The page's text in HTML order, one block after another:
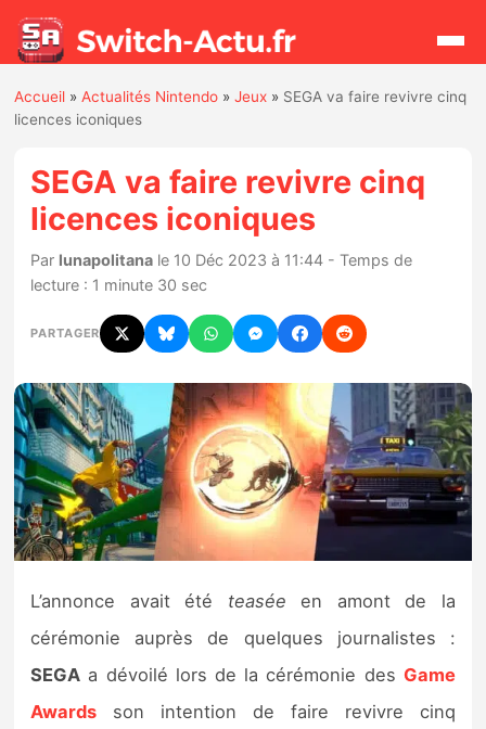
Actualités
Jeux
Hardware
Chiffres de ventes
Rumeurs
Nintendo Direct
Tests et previews
Tests de jeux
Tests d’accessoires
Accueil »Actualités Nintendo »Jeux » SEGA va faire revivre cinq
licences iconiques
SEGA va faire revivre cinq
licences iconiques
Par lunapolitana le 10 Déc 2023 à 11:44 - Temps de
lecture : 1 minute 30 sec
PARTAGER
L’annonce avait été teasée en amont de la
cérémonie auprès de quelques journalistes :
SEGA a dévoilé lors de la cérémonie des Game
Awards son intention de faire revivre cinq